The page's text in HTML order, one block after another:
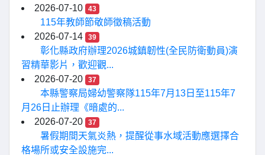
2026-07-10
43
115年教師節敬師徵稿活動
2026-07-14
39
彰化縣政府辦理2026城鎮韌性(全民防衛動員)演
習精華影片，歡迎觀...
2026-07-20
37
本縣警察局婦幼警察隊115年7月13日至115年7
月26日止辦理《暗處的...
2026-07-20
37
暑假期間天氣炎熱，提醒從事水域活動應選擇合
格場所或安全設施完...